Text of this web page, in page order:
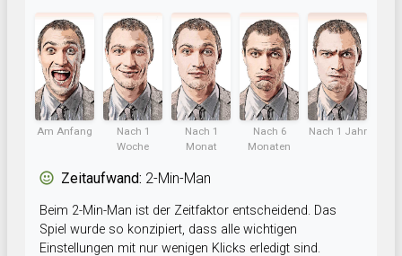
Am Anfang
Nach 1
Woche
Nach 1
Monat
Nach 6
Monaten
Nach 1 Jahr
Zeitaufwand: 2-Min-Man
Beim 2-Min-Man ist der Zeitfaktor entscheidend. Das
Spiel wurde so konzipiert, dass alle wichtigen
Einstellungen mit nur wenigen Klicks erledigt sind.